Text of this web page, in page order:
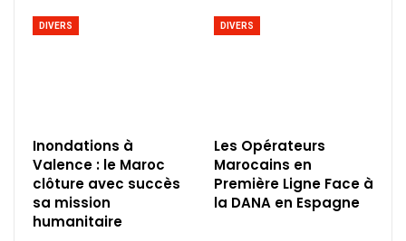
DIVERS
Inondations à
Valence : le Maroc
clôture avec succès
sa mission
humanitaire
DIVERS
Les Opérateurs
Marocains en
Première Ligne Face à
la DANA en Espagne